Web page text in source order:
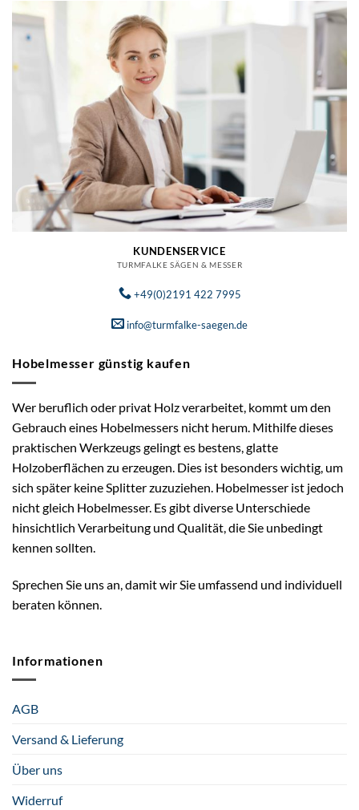
KUNDENSERVICE
TURMFALKE SÄGEN & MESSER
+49(0)2191 422 7995
info@turmfalke-saegen.de
Hobelmesser günstig kaufen
Wer beruflich oder privat Holz verarbeitet, kommt um den
Gebrauch eines Hobelmessers nicht herum. Mithilfe dieses
praktischen Werkzeugs gelingt es bestens, glatte
Holzoberflächen zu erzeugen. Dies ist besonders wichtig, um
sich später keine Splitter zuzuziehen. Hobelmesser ist jedoch
nicht gleich Hobelmesser. Es gibt diverse Unterschiede
hinsichtlich Verarbeitung und Qualität, die Sie unbedingt
kennen sollten.
Sprechen Sie uns an, damit wir Sie umfassend und individuell
beraten können.
Informationen
AGB
Versand & Lieferung
Über uns
Widerruf